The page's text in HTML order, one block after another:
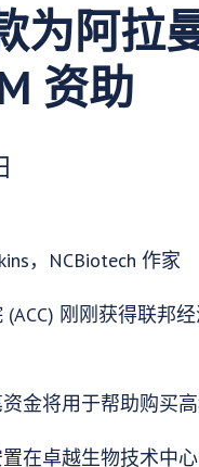
为阿拉
资助
，NCBiotech 作家
刚刚获得联邦
金将用于帮助购买
在卓越生物技术中